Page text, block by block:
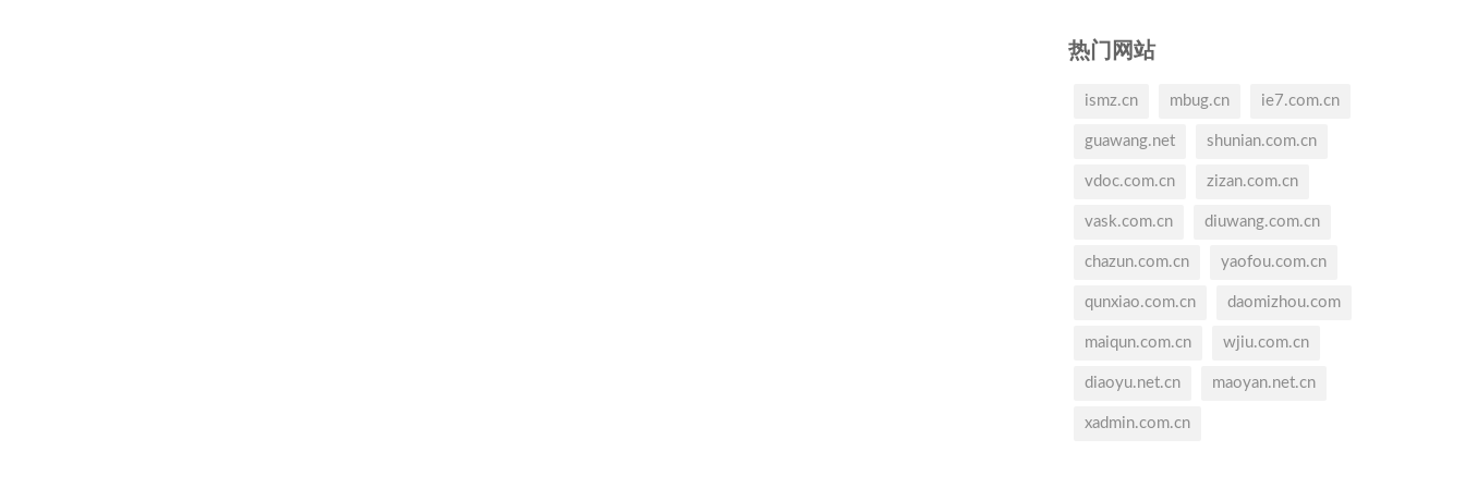
热门网站
ismz.cn mbug.cn ie7.com.cn
guawang.net shunian.com.cn
vdoc.com.cn zizan.com.cn
vask.com.cn diuwang.com.cn
chazun.com.cn yaofou.com.cn
qunxiao.com.cn daomizhou.com
maiqun.com.cn wjiu.com.cn
diaoyu.net.cn maoyan.net.cn
xadmin.com.cn